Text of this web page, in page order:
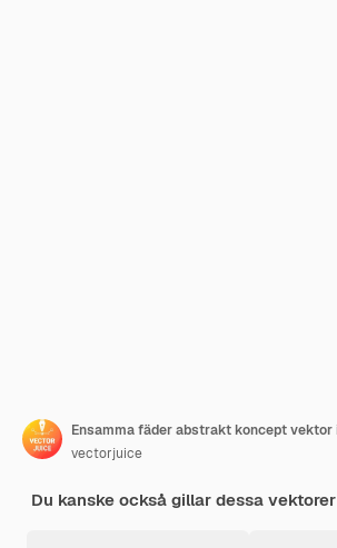
vectorjuice
Du kanske också gillar dessa vektorer